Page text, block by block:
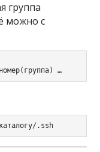
группа
можно с
…
.ssh